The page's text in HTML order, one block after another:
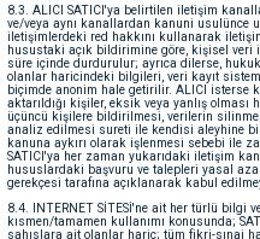
8.3. ALICI SATICI'ya belirtilen iletişim
ve/veya aynı kanallardan kanuni usulünce
iletişimlerdeki red hakkını kullanarak
husustaki açık bildirimine göre, kişisel veri
süre içinde durdurulur; ayrıca dilerse,
olanlar haricindeki bilgileri, veri kayıt
biçimde anonim hale getirilir. ALICI isterse
aktarıldığı kişiler, eksik veya yanlış
üçüncü kişilere bildirilmesi, verilerin
analiz edilmesi sureti ile kendisi aleyhine
kanuna aykırı olarak işlenmesi sebebi ile
SATICI'ya her zaman yukarıdaki iletişim
hususlardaki başvuru ve talepleri yasal
gerekçesi tarafına açıklanarak kabul
8.4. INTERNET SİTESİ'ne ait her türlü bilgi
kısmen/tamamen kullanımı konusunda;
sahıslara ait olanlar hariç; tüm fikri-sınai